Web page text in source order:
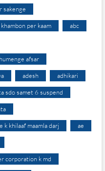
sakenge
per kaam abc
afsar
adesh adhikari
sdo samet 6 suspend
k khilaaf maamla darj ae
corporation k md